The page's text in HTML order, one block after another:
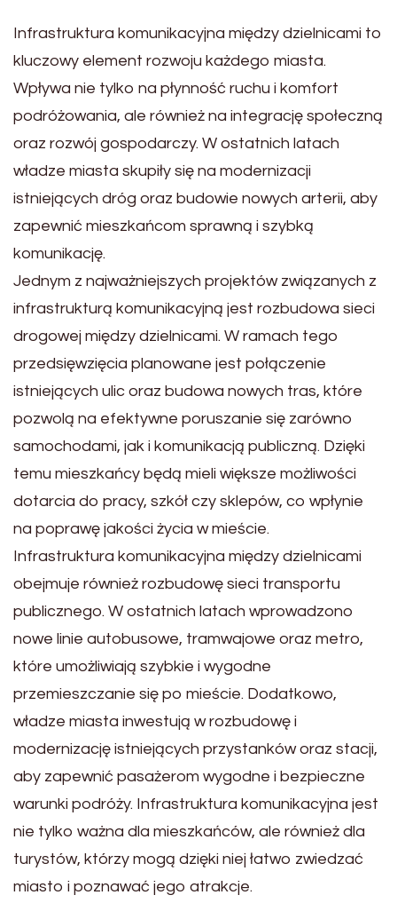
Infrastruktura komunikacyjna między dzielnicami to
kluczowy element rozwoju każdego miasta.
Wpływa nie tylko na płynność ruchu i komfort
podróżowania, ale również na integrację społeczną
oraz rozwój gospodarczy. W ostatnich latach
władze miasta skupiły się na modernizacji
istniejących dróg oraz budowie nowych arterii, aby
zapewnić mieszkańcom sprawną i szybką
komunikację.
Jednym z najważniejszych projektów związanych z
infrastrukturą komunikacyjną jest rozbudowa sieci
drogowej między dzielnicami. W ramach tego
przedsięwzięcia planowane jest połączenie
istniejących ulic oraz budowa nowych tras, które
pozwolą na efektywne poruszanie się zarówno
samochodami, jak i komunikacją publiczną. Dzięki
temu mieszkańcy będą mieli większe możliwości
dotarcia do pracy, szkół czy sklepów, co wpłynie
na poprawę jakości życia w mieście.
Infrastruktura komunikacyjna między dzielnicami
obejmuje również rozbudowę sieci transportu
publicznego. W ostatnich latach wprowadzono
nowe linie autobusowe, tramwajowe oraz metro,
które umożliwiają szybkie i wygodne
przemieszczanie się po mieście. Dodatkowo,
władze miasta inwestują w rozbudowę i
modernizację istniejących przystanków oraz stacji,
aby zapewnić pasażerom wygodne i bezpieczne
warunki podróży. Infrastruktura komunikacyjna jest
nie tylko ważna dla mieszkańców, ale również dla
turystów, którzy mogą dzięki niej łatwo zwiedzać
miasto i poznawać jego atrakcje.